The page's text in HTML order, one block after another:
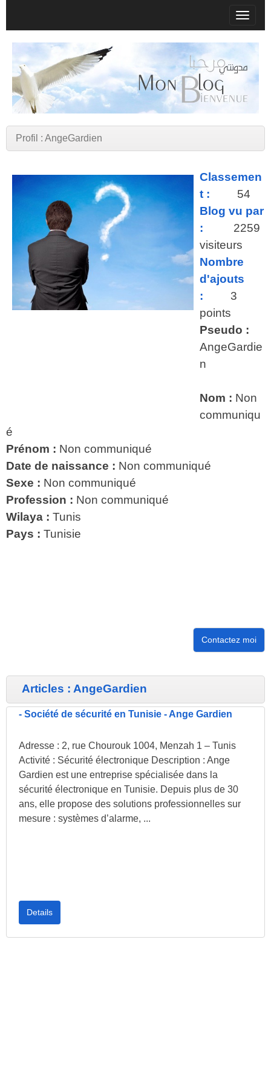
T
o
n
i
a
t
Profil : AngeGardien
Classemen
t : 54
Blog vu par
: 2259
visiteurs
Nombre
d'ajouts
: 3
points
Pseudo :
AngeGardie
n
Nom : Non
communiqu
é
Prénom : Non communiqué
Date de naissance : Non communiqué
Sexe : Non communiqué
Profession : Non communiqué
Wilaya : Tunis
Pays : Tunisie
Contactez moi
Articles : AngeGardien
- Société de sécurité en Tunisie - Ange Gardien
Adresse : 2, rue Chourouk 1004, Menzah 1 – Tunis
Activité : Sécurité électronique Description : Ange
Gardien est une entreprise spécialisée dans la
sécurité électronique en Tunisie. Depuis plus de 30
ans, elle propose des solutions professionnelles sur
mesure : systèmes d’alarme, ...
Details